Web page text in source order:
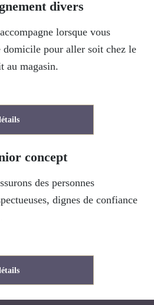
divers
lorsque vous
domicile pour aller soit chez le
au magasin.
concept
des personnes
dignes de confiance